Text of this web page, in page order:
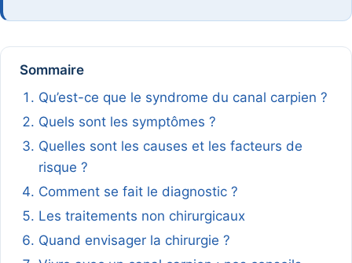
Sommaire
Qu’est-ce que le syndrome du canal carpien ?
Quels sont les symptômes ?
Quelles sont les causes et les facteurs de
risque ?
Comment se fait le diagnostic ?
Les traitements non chirurgicaux
Quand envisager la chirurgie ?